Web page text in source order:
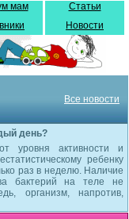
мам
Статьи
Новости
Все новости
день?
уровня активности и
ребенку
раз в неделю. Наличие
бактерий на теле не
организм, напротив,